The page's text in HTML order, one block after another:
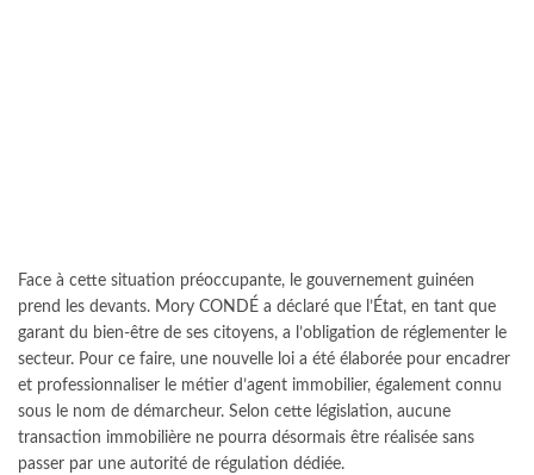
Face à cette situation préoccupante, le gouvernement guinéen
prend les devants. Mory CONDÉ a déclaré que l’État, en tant que
garant du bien-être de ses citoyens, a l’obligation de réglementer le
secteur. Pour ce faire, une nouvelle loi a été élaborée pour encadrer
et professionnaliser le métier d’agent immobilier, également connu
sous le nom de démarcheur. Selon cette législation, aucune
transaction immobilière ne pourra désormais être réalisée sans
passer par une autorité de régulation dédiée.